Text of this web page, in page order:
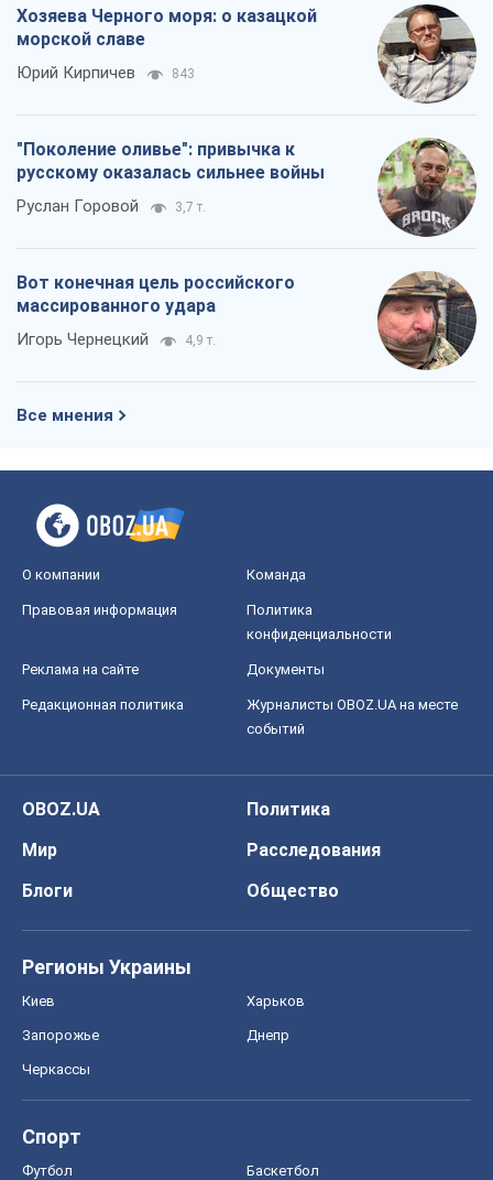
Хозяева Черного моря: о казацкой
морской славе
Юрий Кирпичев 843
"Поколение оливье": привычка к
русскому оказалась сильнее войны
Руслан Горовой 3,7 т.
Вот конечная цель российского
массированного удара
Игорь Чернецкий 4,9 т.
Все мнения
О компании Команда
Правовая информация
Политика
конфиденциальности
Реклама на сайте Документы
Редакционная политика
Журналисты OBOZ.UA на месте
событий
OBOZ.UA
Политика
Мир
Расследования
Блоги
Общество
Регионы Украины
Киев Харьков
Запорожье Днепр
Черкассы
Спорт
Футбол Баскетбол